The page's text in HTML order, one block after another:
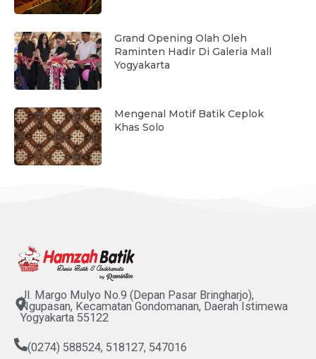
Grand Opening Olah Oleh
Raminten Hadir Di Galeria Mall
Yogyakarta
Mengenal Motif Batik Ceplok
Khas Solo
Jl. Margo Mulyo No.9 (Depan Pasar Bringharjo),
Ngupasan, Kecamatan Gondomanan, Daerah Istimewa
Yogyakarta 55122
(0274) 588524, 518127, 547016